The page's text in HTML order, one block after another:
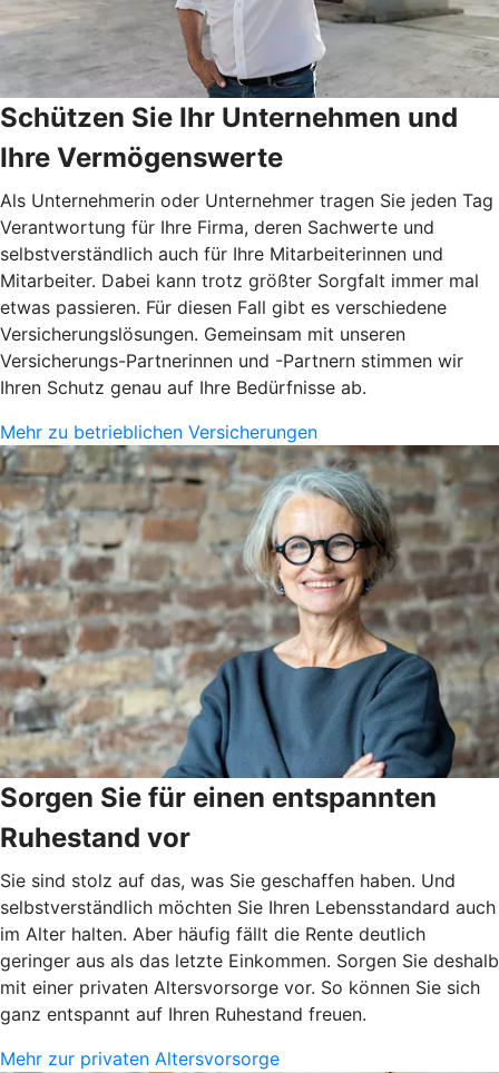
Schützen Sie Ihr Unternehmen und
Ihre Vermögenswerte
Als Unternehmerin oder Unternehmer tragen Sie jeden Tag
Verantwortung für Ihre Firma, deren Sachwerte und
selbstverständlich auch für Ihre Mitarbeiterinnen und
Mitarbeiter. Dabei kann trotz größter Sorgfalt immer mal
etwas passieren. Für diesen Fall gibt es verschiedene
Versicherungslösungen. Gemeinsam mit unseren
Versicherungs-Partnerinnen und -Partnern stimmen wir
Ihren Schutz genau auf Ihre Bedürfnisse ab.
Mehr zu betrieblichen Versicherungen
Sorgen Sie für einen entspannten
Ruhestand vor
Sie sind stolz auf das, was Sie geschaffen haben. Und
selbstverständlich möchten Sie Ihren Lebensstandard auch
im Alter halten. Aber häufig fällt die Rente deutlich
geringer aus als das letzte Einkommen. Sorgen Sie deshalb
mit einer privaten Altersvorsorge vor. So können Sie sich
ganz entspannt auf Ihren Ruhestand freuen.
Mehr zur privaten Altersvorsorge